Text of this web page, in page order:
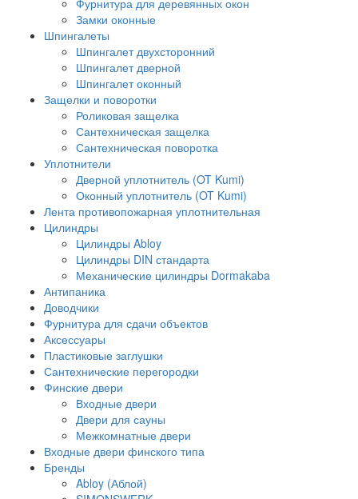
Фурнитура для деревянных окон
Замки оконные
Шпингалеты
Шпингалет двухсторонний
Шпингалет дверной
Шпингалет оконный
Защелки и поворотки
Роликовая защелка
Сантехническая защелка
Сантехническая поворотка
Уплотнители
Дверной уплотнитель (OT Kumi)
Оконный уплотнитель (OT Kumi)
Лента противопожарная уплотнительная
Цилиндры
Цилиндры Abloy
Цилиндры DIN стандарта
Механические цилиндры Dormakaba
Антипаника
Доводчики
Фурнитура для сдачи объектов
Аксессуары
Пластиковые заглушки
Сантехнические перегородки
Финские двери
Входные двери
Двери для сауны
Межкомнатные двери
Входные двери финского типа
Бренды
Abloy (Аблой)